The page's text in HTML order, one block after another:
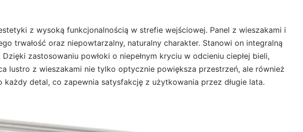
z wysoką funkcjonalnością w strefie wejściowej. Panel z wieszakami i
trwałość oraz niepowtarzalny, naturalny charakter. Stanowi on integralną
zastosowaniu powłoki o niepełnym kryciu w odcieniu ciepłej bieli,
lustro z wieszakami nie tylko optycznie powiększa przestrzeń, ale również
detal, co zapewnia satysfakcję z użytkowania przez długie lata.